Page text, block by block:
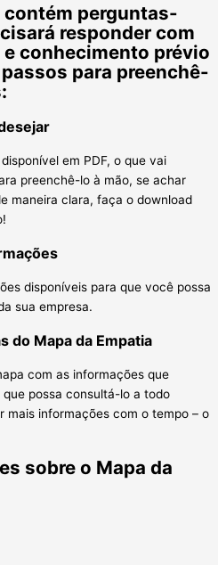
contém perguntas-
responder com
conhecimento prévio
para preenchê-
em PDF, o que vai
preenchê-lo à mão, se achar
maneira clara, faça o download
disponíveis para que você possa
sua empresa.
do Mapa da Empatia
com as informações que
possa consultá-lo a todo
mais informações com o tempo – o
sobre o Mapa da